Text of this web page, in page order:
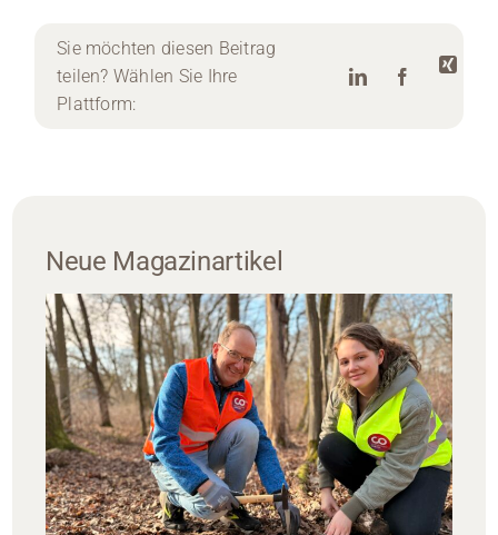
Sie möchten diesen Beitrag
teilen? Wählen Sie Ihre
Plattform:
Neue Magazinartikel